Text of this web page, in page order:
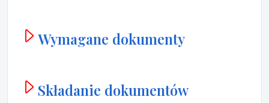
Wymagane dokumenty
Składanie dokumentów